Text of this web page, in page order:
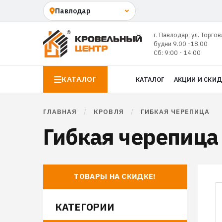
г. Павлодар, ул.
будни 9.00 -18.00
Сб: 9:00 - 14:00
КАТАЛОГ КАТАЛОГ АКЦИИ И
ГЛАВНАЯ / КРОВЛЯ / ГИБКАЯ ЧЕРЕПИЦА
Гибкая
ТОВАРЫ НА СКИДКЕ!
КАТЕГОРИИ